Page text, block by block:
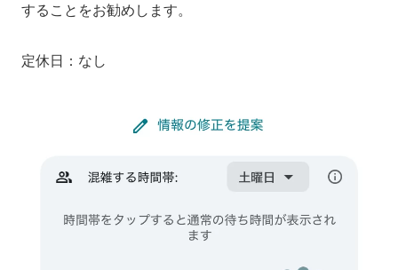
することをお勧めします。
定休日：なし